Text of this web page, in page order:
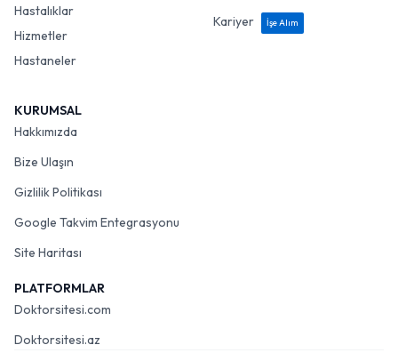
Hastalıklar
Hizmetler
Hastaneler
Kariyer
İşe Alım
KURUMSAL
Hakkımızda
Bize Ulaşın
Gizlilik Politikası
Google Takvim Entegrasyonu
Site Haritası
PLATFORMLAR
Doktorsitesi.com
Doktorsitesi.az